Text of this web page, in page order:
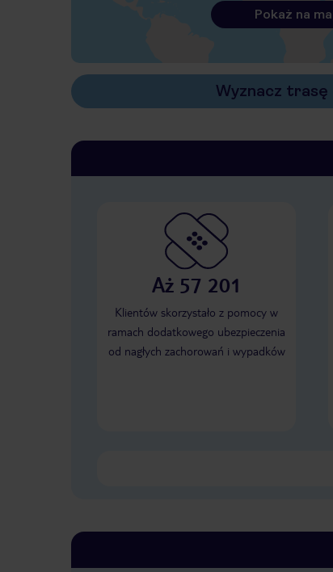
Pokaż na
Wyznacz trasę
Aż 57 201
Klientów skorzystało z pomocy w
ramach dodatkowego ubezpieczenia
od nagłych zachorowań i wypadków